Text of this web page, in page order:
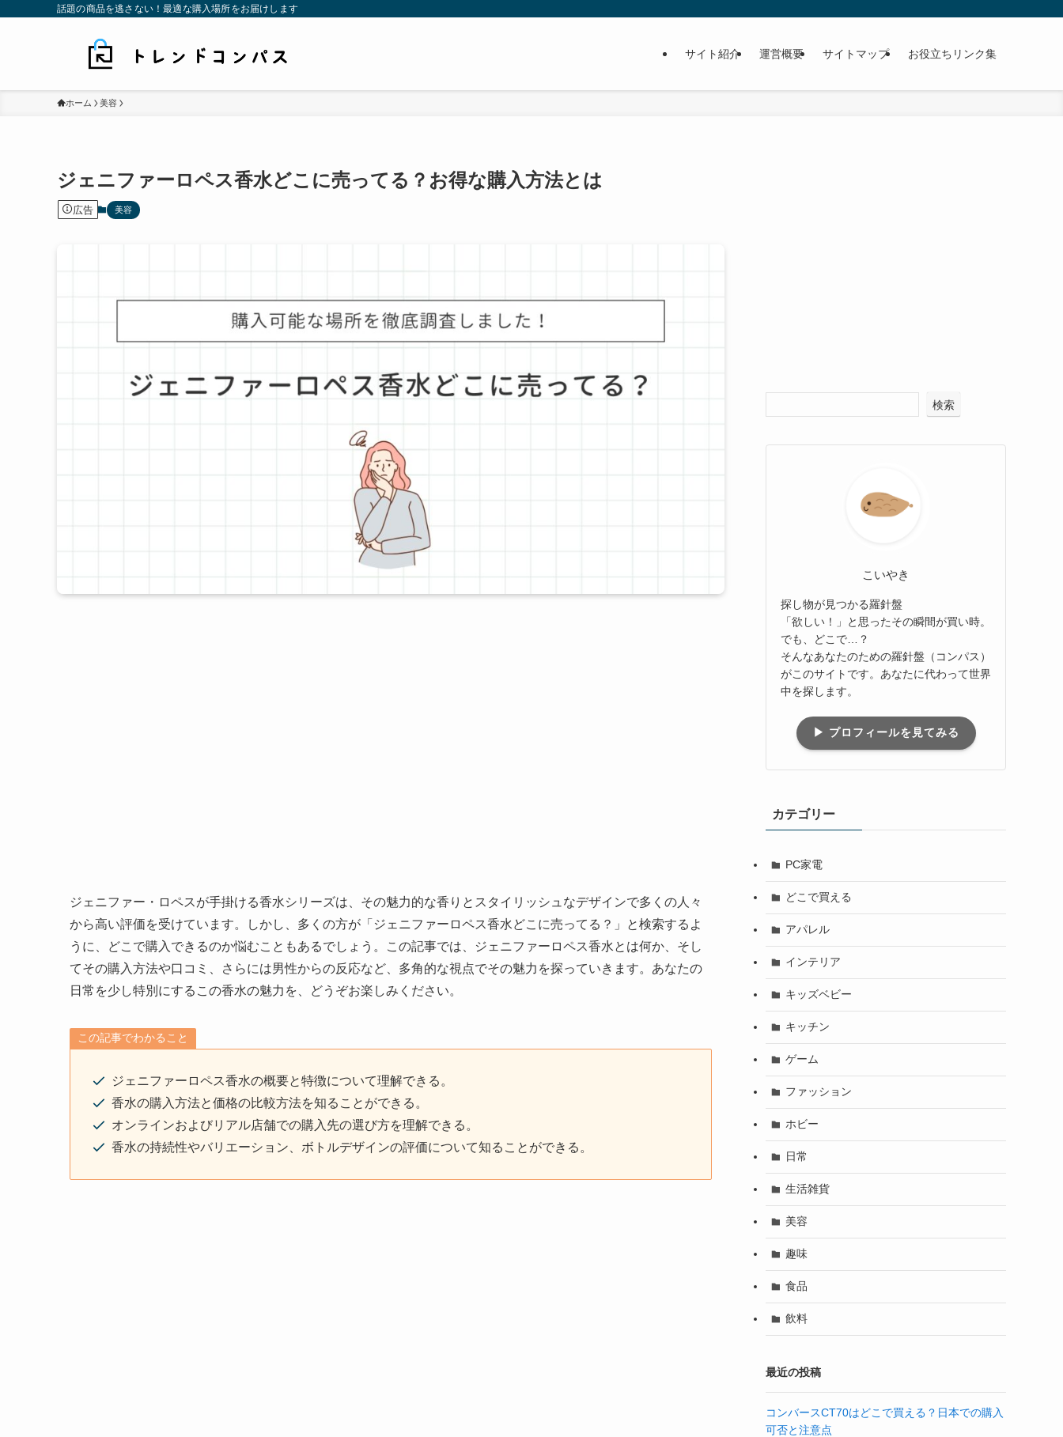
話題の商品を逃さない！最適な購入場所をお届けします
サイト紹介 運営概要 サイトマップ お役立ちリンク集
ホーム 美容
ジェニファーロペス香水どこに売ってる？お得な購入方法とは
広告 美容
ジェニファー・ロペスが手掛ける香水シリーズは、その魅力的な香りとスタイリッシュなデザインで多くの人々
から高い評価を受けています。しかし、多くの方が「ジェニファーロペス香水どこに売ってる？」と検索するよ
うに、どこで購入できるのか悩むこともあるでしょう。この記事では、ジェニファーロペス香水とは何か、そし
てその購入方法や口コミ、さらには男性からの反応など、多角的な視点でその魅力を探っていきます。あなたの
日常を少し特別にするこの香水の魅力を、どうぞお楽しみください。
この記事でわかること
ジェニファーロペス香水の概要と特徴について理解できる。
香水の購入方法と価格の比較方法を知ることができる。
オンラインおよびリアル店舗での購入先の選び方を理解できる。
香水の持続性やバリエーション、ボトルデザインの評価について知ることができる。
検索
こいやき
探し物が見つかる羅針盤
「欲しい！」と思ったその瞬間が買い時。
でも、どこで…？
そんなあなたのための羅針盤（コンパス）
がこのサイトです。あなたに代わって世界
中を探します。
▶︎ プロフィールを見てみる
カテゴリー
PC家電
どこで買える
アパレル
インテリア
キッズベビー
キッチン
ゲーム
ファッション
ホビー
日常
生活雑貨
美容
趣味
食品
飲料
最近の投稿
コンバースCT70はどこで買える？日本での購入
可否と注意点